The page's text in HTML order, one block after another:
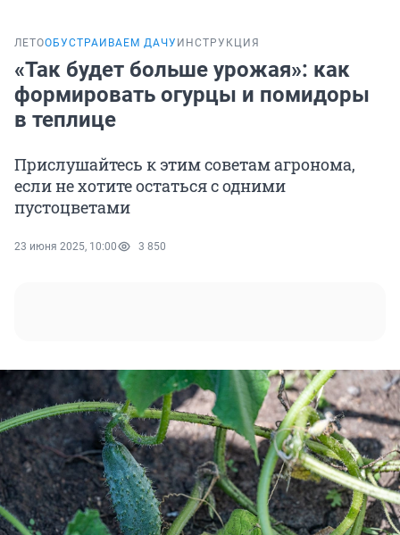
ЛЕТООБУСТРАИВАЕМ ДАЧУ ИНСТРУКЦИЯ
«Так будет больше урожая»: как
формировать огурцы и помидоры
в теплице
Прислушайтесь к этим советам агронома,
если не хотите остаться с одними
пустоцветами
23 июня 2025, 10:00 3 850